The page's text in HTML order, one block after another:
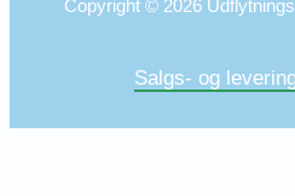
Copyright © 2026
Salgs- og